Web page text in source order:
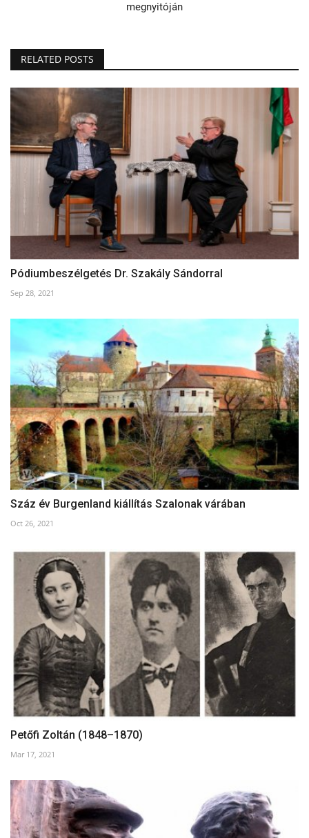
megnyitóján
RELATED POSTS
Pódiumbeszélgetés Dr. Szakály Sándorral
Sep 28, 2021
Száz év Burgenland kiállítás Szalonak várában
Oct 26, 2021
Petőfi Zoltán (1848–1870)
Mar 17, 2021